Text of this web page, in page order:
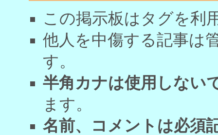
この掲示板はタグを利
他人を中傷する記事は
す。
半角カナは使用しない
ます。
名前、コメントは必須